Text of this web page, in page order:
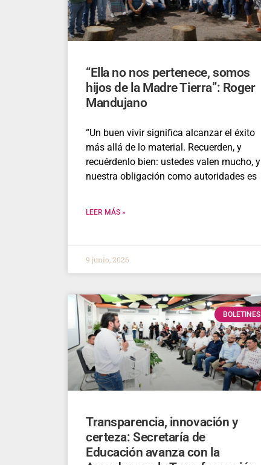
“Ella no nos pertenece, somos
hijos de la Madre Tierra”: Roger
Mandujano
“Un buen vivir significa alcanzar el éxito
más allá de lo material. Recuerden, y
recuérdenlo bien: ustedes valen mucho, y
nuestra obligación como autoridades es
LEER MÁS »
9 junio, 2026
BOLETINES
Transparencia, innovación y
certeza: Secretaría de
Educación avanza con la